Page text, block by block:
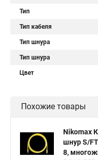
Тип
Тип кабеля
Тип шнура
Тип шнура
Цвет
Похожие товары
Nikomax
шнур S/
8,